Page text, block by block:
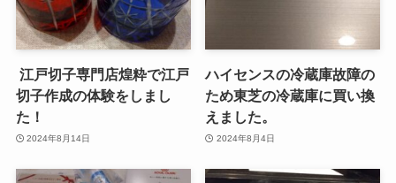
江戸切子専門店煌粋で江戸
切子作成の体験をしまし
た！
2024年8月14日
ハイセンスの冷蔵庫故障の
ため東芝の冷蔵庫に買い換
えました。
2024年8月4日